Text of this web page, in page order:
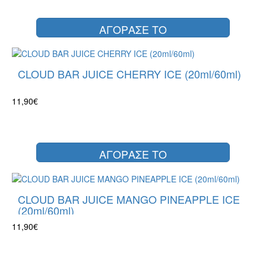
ΑΓΟΡΑΣΕ ΤΟ
CLOUD BAR JUICE CHERRY ICE (20ml/60ml)
11,90€
ΑΓΟΡΑΣΕ ΤΟ
CLOUD BAR JUICE MANGO PINEAPPLE ICE
(20ml/60ml)
11,90€